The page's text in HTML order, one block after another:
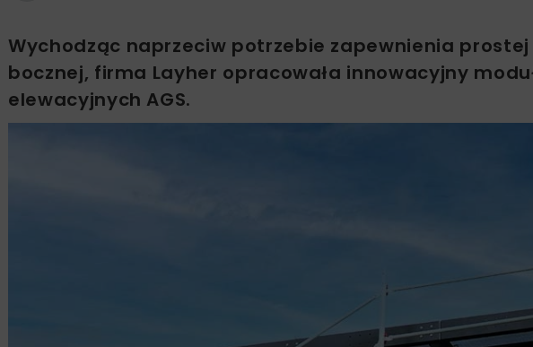
Wychodząc naprzeciw potrzebie zapewnienia
bocznej, firma Layher opracowała innowacyjny
elewacyjnych AGS.